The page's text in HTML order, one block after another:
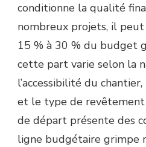
conditionne la qualité
nombreux projets, il
15 % à 30 % du budget
cette part varie selon la
l’accessibilité du
et le type de
de départ présente des
ligne budgétaire grimpe